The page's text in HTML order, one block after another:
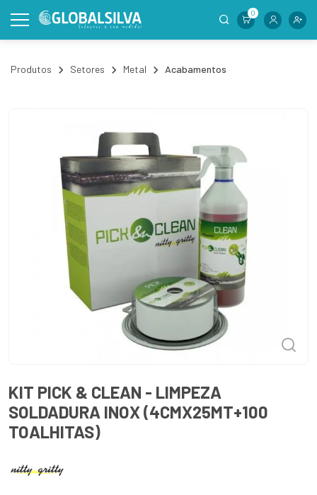
0
Produtos Setores Metal Acabamentos
KIT PICK & CLEAN - LIMPEZA
SOLDADURA INOX (4CMX25MT+100
TOALHITAS)